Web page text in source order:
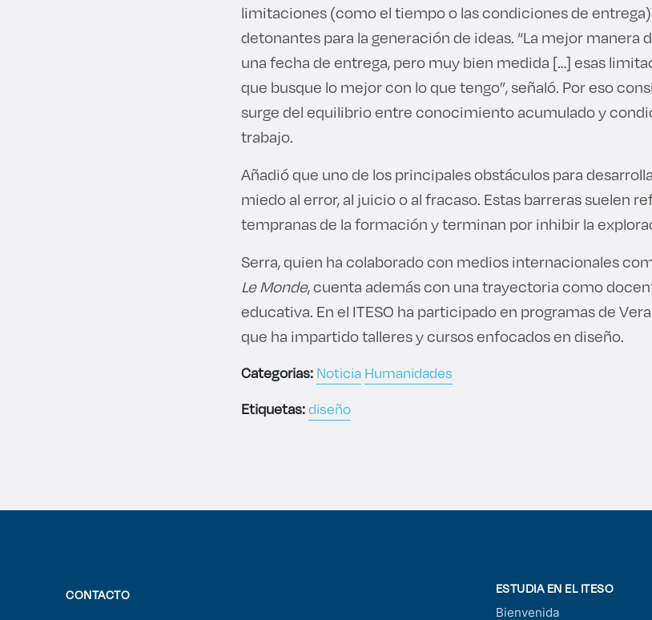
limitaciones (como el tiempo o las condiciones de
detonantes para la generación de ideas. “La mejor manera
una fecha de entrega, pero muy bien medida […] esas
que busque lo mejor con lo que tengo”, señaló. Por eso
surge del equilibrio entre conocimiento acumulado y
trabajo.
Añadió que uno de los principales obstáculos para
miedo al error, al juicio o al fracaso. Estas barreras suelen
tempranas de la formación y terminan por inhibir la
Serra, quien ha colaborado con medios internacionales
Le Monde, cuenta además con una trayectoria como
educativa. En el ITESO ha participado en programas de
que ha impartido talleres y cursos enfocados en diseño.
Categorias:Noticia Humanidades
Etiquetas:diseño
CONTACTO ESTUDIA EN EL ITESO
Bienvenida